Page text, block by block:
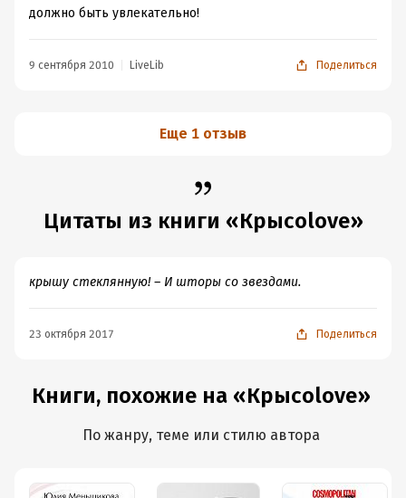
должно быть увлекательно!
9 сентября 2010 LiveLib Поделиться
Еще 1 отзыв
Цитаты из книги «Крысоlove»
крышу стеклянную! – И шторы со звездами.
23 октября 2017 Поделиться
Книги, похожие на «Крысоlove»
По жанру, теме или стилю автора